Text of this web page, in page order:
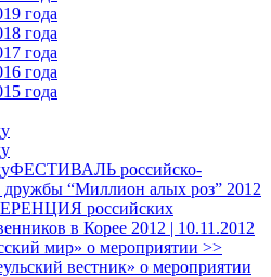
года
годa
года
года
года
ФЕСТИВАЛЬ российско-
дружбы “Миллион алых роз” 2012
российских
в Корее 2012 | 10.11.2012
мир» о мероприятии >>
вестник» о мероприятии